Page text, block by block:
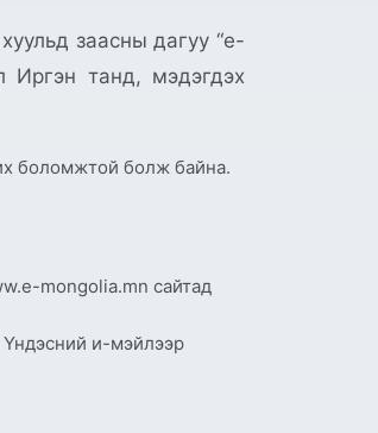
заасны дагуу “e-
Иргэн танд, мэдэгдэх
боломжтой болж байна.
mongolia.mn сайтад
и-мэйлээр